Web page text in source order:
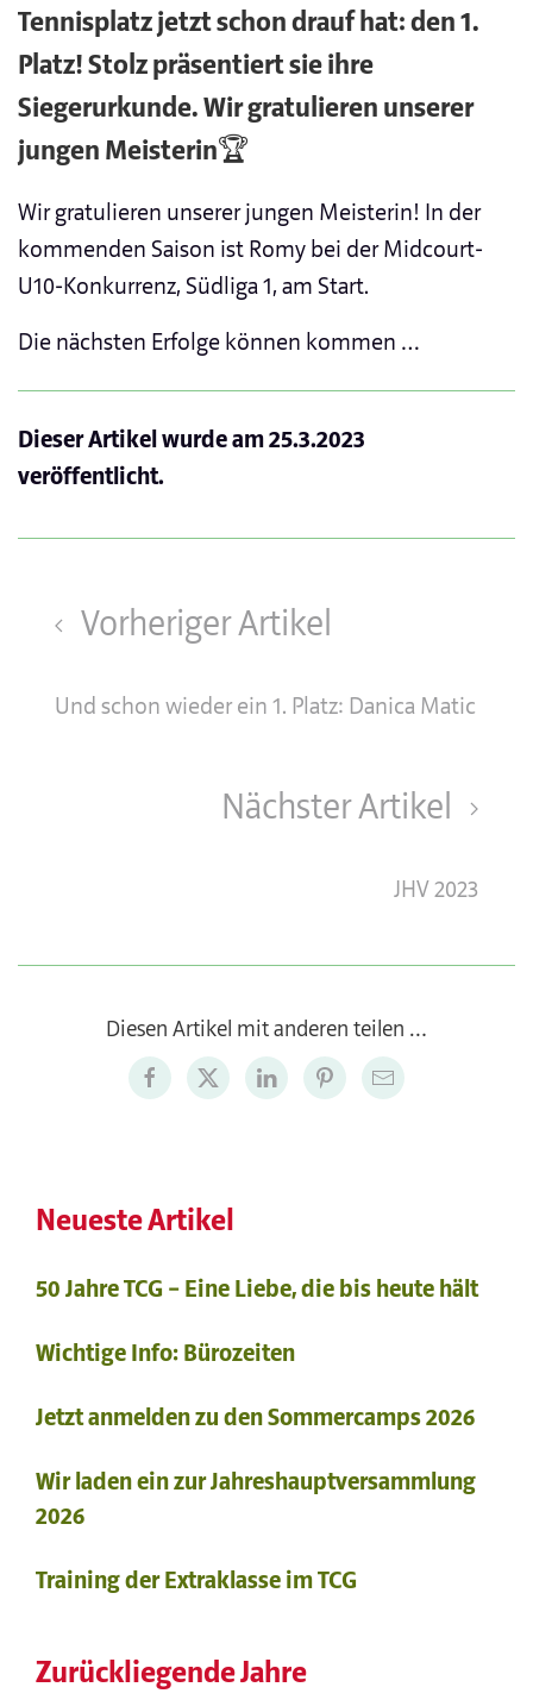
Tennisplatz jetzt schon drauf hat: den 1.
Platz! Stolz präsentiert sie ihre
Siegerurkunde. Wir gratulieren unserer
jungen Meisterin🏆
Wir gratulieren unserer jungen Meisterin! In der
kommenden Saison ist Romy bei der Midcourt-
U10-Konkurrenz, Südliga 1, am Start.
Die nächsten Erfolge können kommen …
Dieser Artikel wurde am25.3.2023
veröffentlicht.
Vorheriger Artikel
Und schon wieder ein 1. Platz: Danica Matic
Nächster Artikel
JHV 2023
Diesen Artikel mit anderen teilen …
Neueste Artikel
50 Jahre TCG – Eine Liebe, die bis heute hält
Wichtige Info: Bürozeiten
Jetzt anmelden zu den Sommercamps 2026
Wir laden ein zur Jahreshauptversammlung
2026
Training der Extraklasse im TCG
Zurückliegende Jahre